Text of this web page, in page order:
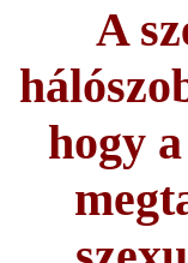
A
hogy